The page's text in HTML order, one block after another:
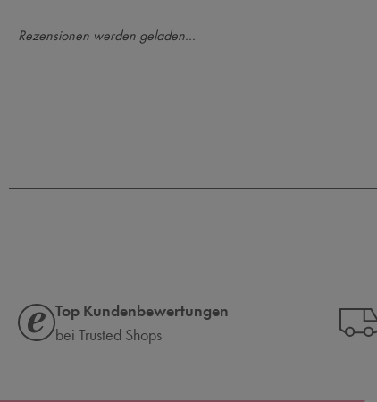
Rezensionen werden geladen...
Top Kundenbewertungen
bei Trusted Shops